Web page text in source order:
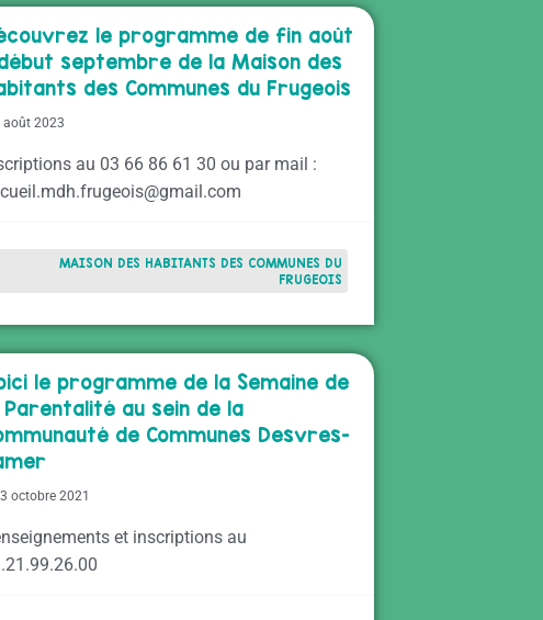
le programme de fin août
septembre de la Maison des
des Communes du Frugeois
août 2023
au 03 66 86 61 30 ou par mail :
MAISON DES HABITANTS DES COMMUNES DU
FRUGEOIS
le programme de la Semaine de
Parentalité au sein de la
de Communes Desvres-
octobre 2021
et inscriptions au